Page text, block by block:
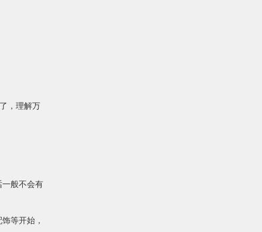
，理解万
一般不会有
等开始，